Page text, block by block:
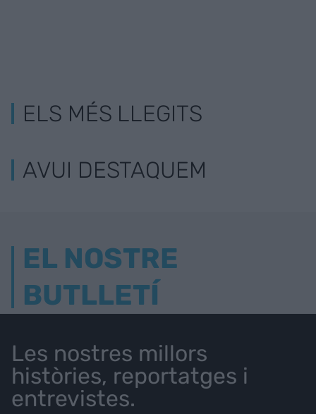
ELS MÉS LLEGITS
AVUI DESTAQUEM
EL NOSTRE
BUTLLETÍ
Les nostres millors
històries, reportatges i
entrevistes.